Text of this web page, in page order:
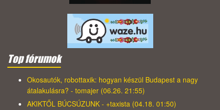
Top fórumok
Okosautók, robottaxik: hogyan készül Budapest a nagy
átalakulásra? - tomajer (06.26. 21:55)
AKIKTŐL BÚCSÚZUNK - +taxista (04.18. 01:50)